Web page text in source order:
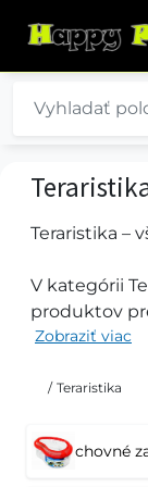
Teraristika –
V kategórii
produktov
ďalších
substráty,
vytvorenie
Zobraziť viac
/ Teraristika
chovné